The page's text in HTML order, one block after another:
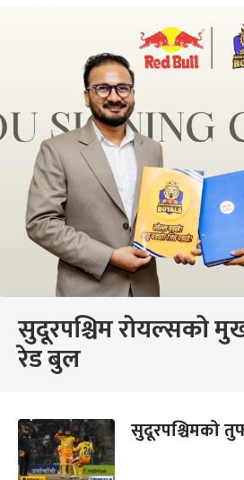
सुदूरपश्चिम रोयल्सको
रेड बुल
सुदूरपश्चिमको